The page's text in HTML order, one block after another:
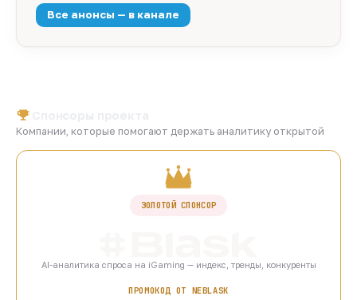
Все анонсы — в канале
Компании, которые помогают держать аналитику открытой
ЗОЛОТОЙ СПОНСОР
AI-аналитика спроса на iGaming — индекс, тренды, конкуренты
ПРОМОКОД ОТ NEBLASK